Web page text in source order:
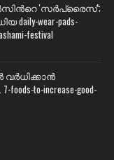
'സര്‍പ്രൈസ്';
wear-pads-
festival
വര്‍ധിക്കാന്‍
to-increase-good-